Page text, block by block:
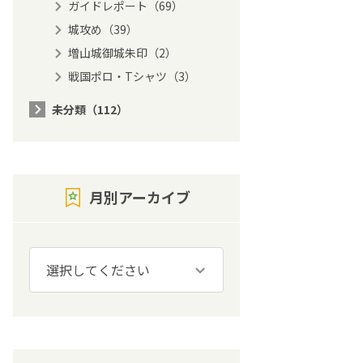
ガイドレポート（69）
城攻め（39）
増山城御城朱印（2）
戦国ポロ・Tシャツ（3）
未分類（112）
月別アーカイブ